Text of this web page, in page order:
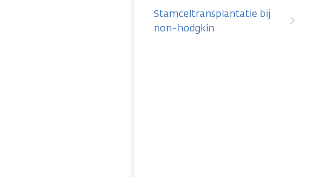
Stamceltransplantatie bij
non-hodgkin